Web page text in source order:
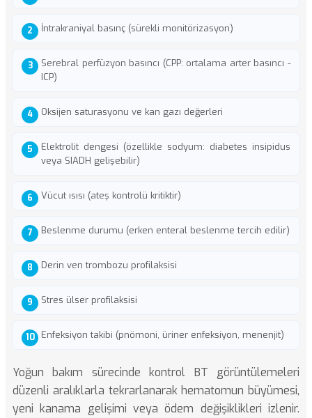
İntrakraniyal basınç (sürekli monitörizasyon)
Serebral perfüzyon basıncı (CPP: ortalama arter basıncı -
ICP)
Oksijen saturasyonu ve kan gazı değerleri
Elektrolit dengesi (özellikle sodyum: diabetes insipidus
veya SIADH gelişebilir)
Vücut ısısı (ateş kontrolü kritiktir)
Beslenme durumu (erken enteral beslenme tercih edilir)
Derin ven trombozu profilaksisi
Stres ülser profilaksisi
Enfeksiyon takibi (pnömoni, üriner enfeksiyon, menenjit)
Yoğun bakım sürecinde kontrol BT görüntülemeleri
düzenli aralıklarla tekrarlanarak hematomun büyümesi,
yeni kanama gelişimi veya ödem değişiklikleri izlenir.